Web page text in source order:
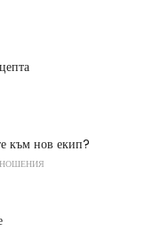
към нов екип?